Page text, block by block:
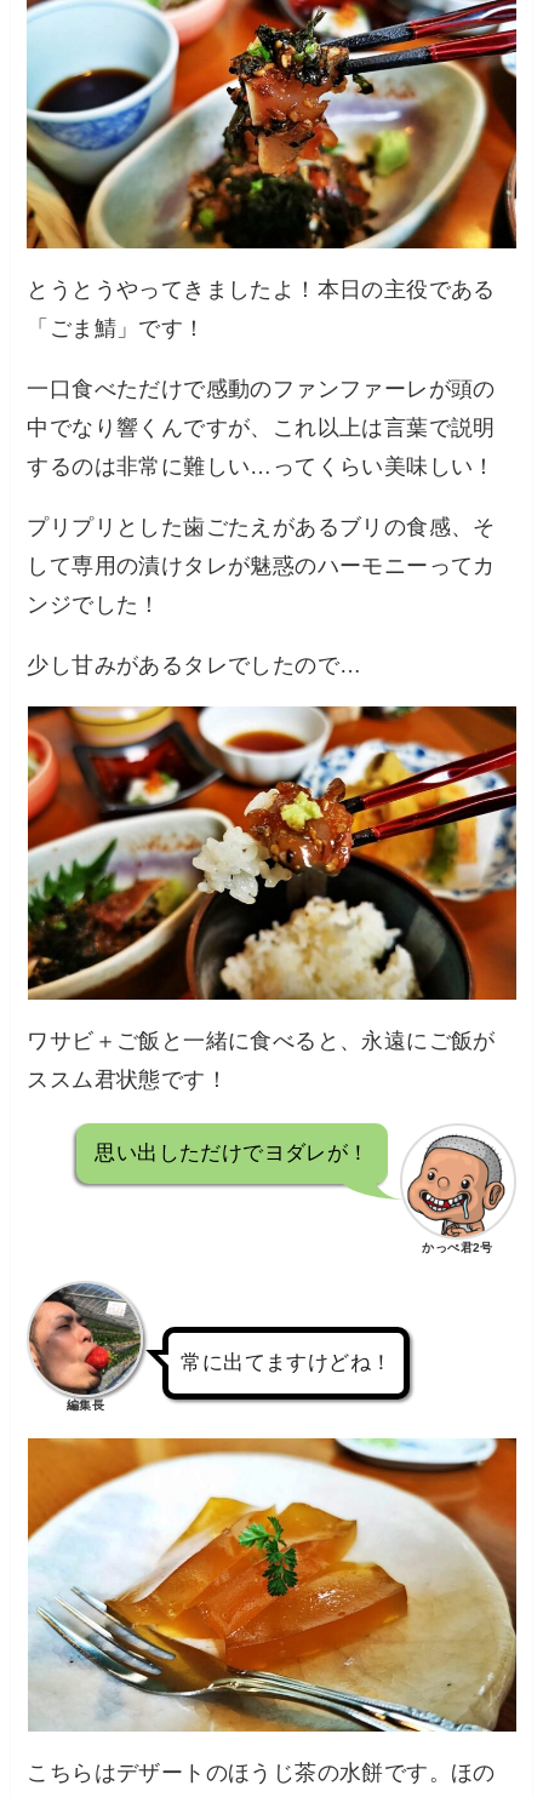
とうとうやってきましたよ！本日の主役である
「ごま鯖」です！
一口食べただけで感動のファンファーレが頭の
中でなり響くんですが、これ以上は言葉で説明
するのは非常に難しい…ってくらい美味しい！
プリプリとした歯ごたえがあるブリの食感、そ
して専用の漬けタレが魅惑のハーモニーってカ
ンジでした！
少し甘みがあるタレでしたので…
ワサビ＋ご飯と一緒に食べると、永遠にご飯が
ススム君状態です！
思い出しただけでヨダレが！
かっぺ君2号
編集長
常に出てますけどね！
こちらはデザートのほうじ茶の水餅です。ほの